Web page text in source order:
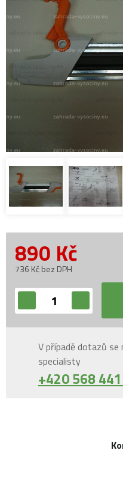
890 Kč
736 Kč bez DPH
V případě dotazů
specialisty
+420 568